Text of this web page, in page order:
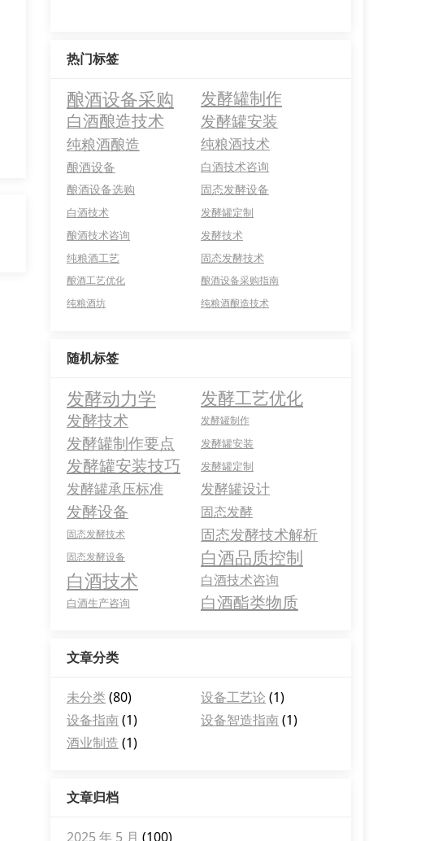
热门标签
酿酒设备采购
发酵罐制作
白酒酿造技术
发酵罐安装
纯粮酒酿造 纯粮酒技术
酿酒设备
白酒技术咨询
酿酒设备选购
固态发酵设备
白酒技术
发酵罐定制
酿酒技术咨询
发酵技术
纯粮酒工艺
固态发酵技术
酿酒工艺优化
酿酒设备采购指南
纯粮酒坊
纯粮酒酿造技术
随机标签
发酵动力学 发酵工艺优化
发酵技术 发酵罐制作
发酵罐制作要点 发酵罐安装
发酵罐安装技巧 发酵罐定制
发酵罐承压标准 发酵罐设计
发酵设备 固态发酵
固态发酵技术 固态发酵技术解析
固态发酵设备 白酒品质控制
白酒技术 白酒技术咨询
白酒生产咨询 白酒酯类物质
文章分类
未分类(80) 设备工艺论 (1)
设备指南(1) 设备智造指南(1)
酒业制造 (1)
文章归档
2025 年 5 月 (100)